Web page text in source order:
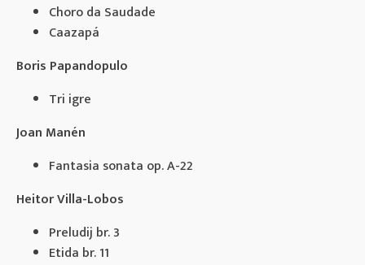
Choro da Saudade
Caazapá
Boris Papandopulo
Tri igre
Joan Manén
Fantasia sonata op. A-22
Heitor Villa-Lobos
Preludij br. 3
Etida br. 11